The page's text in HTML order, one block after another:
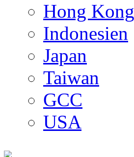
Hong Kong
Indonesien
Japan
Taiwan
GCC
USA